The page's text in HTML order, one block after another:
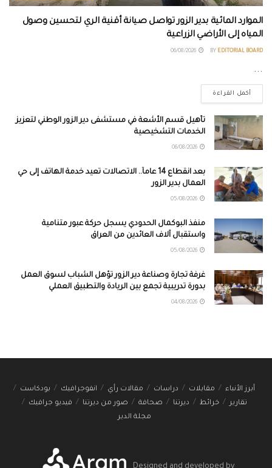
الموارد المائية بدير الزور تواصل صيانة أقنية الري لتحسين وصول
المياه إلى الأراضي الزراعية
BY EDITORIAL BOARD
...
أكمل القراءة
تأهيل قسم الأشعة في مستشفى دير الزور الوطني لتعزيز
الخدمات التشخيصية
بعد انقطاع 14 عاماً.. الاتصالات تعيد خدمة الهاتف إلى حي
العمال بدير الزور
منفذ البوكمال الحدودي يسجل حركة عبور متنامية
واستقبال آلاف العائدين من العراق
غرفة تجارة وصناعة دير الزور تؤهل الشباب لسوق العمل
بدورة تدريبية تجمع بين الريادة والتطبيق العملي
أبرز الأنباء مقابلات دراسات مقالات رأي انفوجرافيك
بودكاست
تقارير
خرائط ديرتنا صحافة صور من ديرتنا
فيديو جرافيك
مجلة الدير